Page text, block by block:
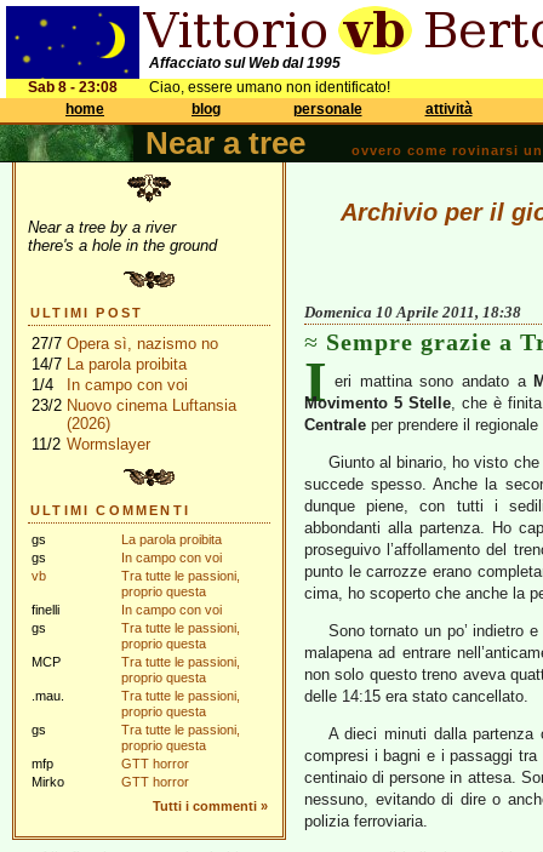
Affacciato sul Web dal 1995
Sab 8 - 23:08
Ciao, essere umano non identificato!
home
blog personale attività
Near a tree ovvero come rovinarsi
Near a tree by a river
there's a hole in the ground
ULTIMI POST
27/7 Opera sì, nazismo no
14/7 La parola proibita
1/4
In campo con voi
23/2 Nuovo cinema Luftansia
(2026)
11/2 Wormslayer
ULTIMI COMMENTI
gs
La parola proibita
gs
In campo con voi
vb
Tra tutte le passioni,
proprio questa
finelli
In campo con voi
gs
Tra tutte le passioni,
proprio questa
MCP
Tra tutte le passioni,
proprio questa
.mau.
Tra tutte le passioni,
proprio questa
gs
Tra tutte le passioni,
proprio questa
mfp
GTT horror
Mirko
GTT horror
Tutti i commenti »
Archivio per il
Domenica 10 Aprile 2011, 18:38
Sempre grazie a
I eri mattina sono andato a
Movimento 5 Stelle, che è
Centrale per prendere il
Giunto al binario, ho visto
succede spesso. Anche la
dunque piene, con tutti i
abbondanti alla partenza. Ho
proseguivo l’affollamento del
punto le carrozze erano
cima, ho scoperto che anche la
Sono tornato un po’ indietro
malapena ad entrare
non solo questo treno aveva
delle 14:15 era stato cancellato.
A dieci minuti dalla partenza
compresi i bagni e i passaggi tra
centinaio di persone in attesa.
nessuno, evitando di dire o
polizia ferroviaria.